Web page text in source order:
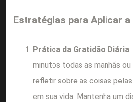
Estratégias para Aplicar
Prática da Gratidão Diária
minutos todas as manhãs
refletir sobre as coisas
em sua vida. Mantenha um